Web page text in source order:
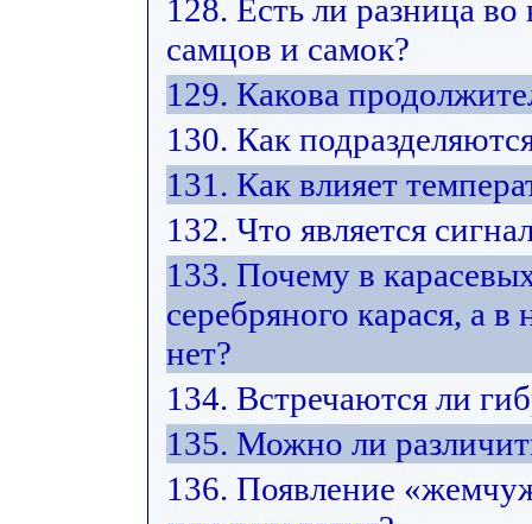
128. Есть ли разница
самцов и самок?
129. Какова
130. Как
131. Как влияет
132. Что является
133. Почему в
серебряного карася, а
нет?
134. Встречаются ли
135. Можно ли
136. Появление